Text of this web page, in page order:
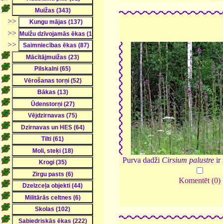
>>
>>
>>
Purva dadži Cirsium palustre ir
Komentēt (0)